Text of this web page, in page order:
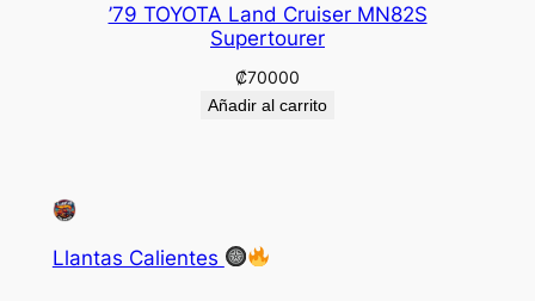
’79 TOYOTA Land Cruiser MN82S
Supertourer
₡70000
Añadir al carrito
Llantas Calientes